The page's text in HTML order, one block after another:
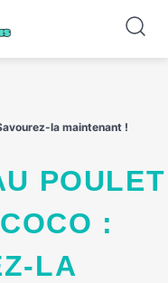
la maintenant !
:
LA